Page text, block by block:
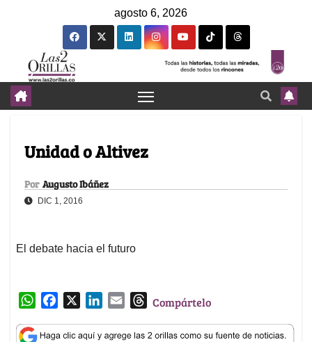
agosto 6, 2026
Unidad o Altivez
Por Augusto Ibáñez
DIC 1, 2016
El debate hacia el futuro
W
a
c
n
a
T
r
Compártelo